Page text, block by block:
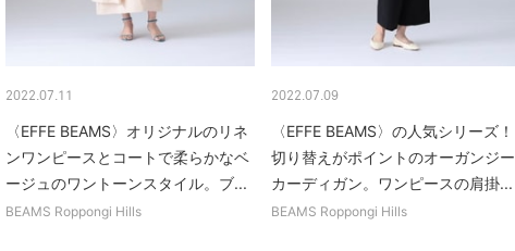
2022.07.11
〈EFFE BEAMS〉オリジナルのリネ
ンワンピースとコートで柔らかなベ
ージュのワントーンスタイル。ブ...
BEAMS Roppongi Hills
2022.07.09
〈EFFE BEAMS〉の人気シリーズ！
切り替えがポイントのオーガンジー
カーディガン。ワンピースの肩掛...
BEAMS Roppongi Hills